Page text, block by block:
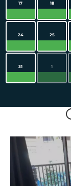
17 18
24 25
31 1